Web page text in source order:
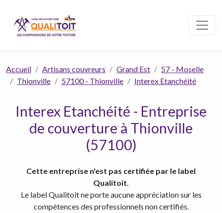
Accueil Artisans couvreurs Grand Est
57 - Moselle
Thionville
57100 - Thionville Interex Etanchéité
Interex Etanchéité - Entreprise
de couverture à Thionville
(57100)
Cette entreprise n'est pas certifiée par le label
Qualitoit.
Le label Qualitoit ne porte aucune appréciation sur les
compétences des professionnels non certifiés.